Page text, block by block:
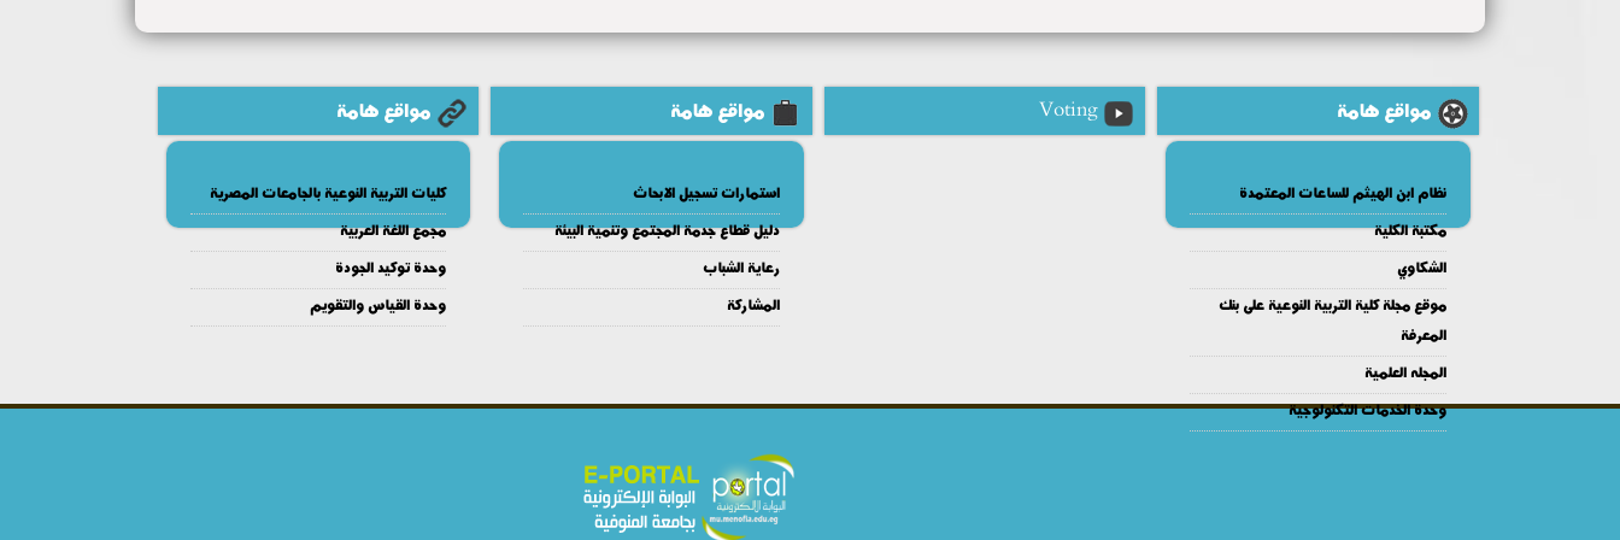
مواقع هامة
نظام ابن الهيثم للساعات المعتمدة
مكتبة الكلية
الشكاوي
موقع مجلة كلية التربية النوعية على بنك
المعرفة
المجله العلمية
وحدة الخدمات التكنولوجية
Voting مواقع هامة
استمارات تسجيل الابحاث
دليل قطاع جدمة المجتمع وتنمية البيئة
رعاية الشباب
المشاركة
مواقع هامة
كليات التربية النوعية بالجامعات المصرية
مجمع اللغة العربية
وحدة توكيد الجودة
وحدة القياس والتقويم